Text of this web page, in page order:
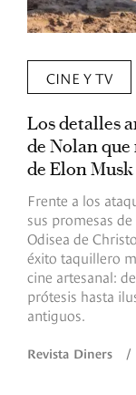
CINE Y TV
Los detalles
de Nolan
de Elon Musk
Frente a los
sus promesas
Odisea de
éxito taquillero
cine artesanal:
prótesis hasta
antiguos.
Revista Diners /